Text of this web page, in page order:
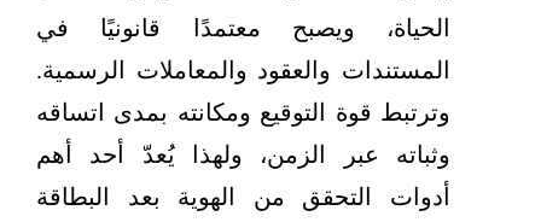
الحياة، ويصبح معتمدًا قانونيًا في
المستندات والعقود والمعاملات الرسمية.
وترتبط قوة التوقيع ومكانته بمدى اتساقه
وثباته عبر الزمن، ولهذا يُعدّ أحد أهم
أدوات التحقق من الهوية بعد البطاقة